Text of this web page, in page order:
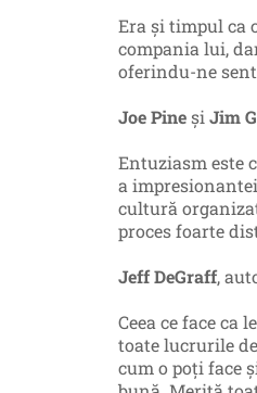
Era și timpul ca
compania lui,
oferindu-ne
Joe Pineşi Jim
Entuziasm este
a
cultură
proces foarte
Jeff DeGraff,
Ceea ce face ca
toate lucrurile
cum o poţi face